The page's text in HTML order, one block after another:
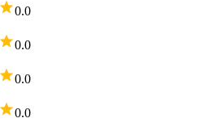
0.0
0.0
0.0
0.0